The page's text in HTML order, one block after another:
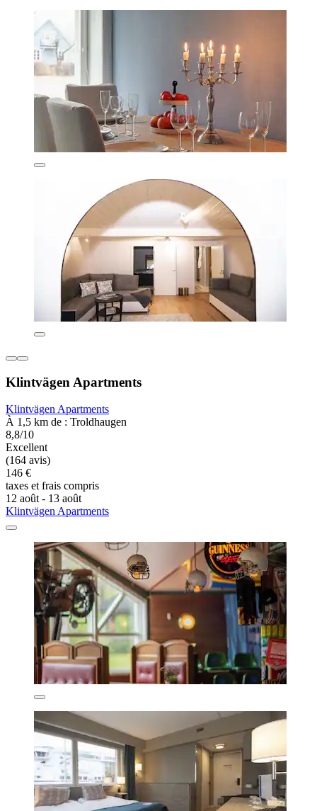
Klintvägen Apartments
Klintvägen Apartments
À 1,5 km de : Troldhaugen
8,8/10
Excellent
(164 avis)
146 €
taxes et frais compris
12 août - 13 août
Klintvägen Apartments